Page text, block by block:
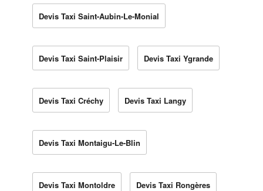
Devis Taxi Saint-Aubin-Le-Monial
Devis Taxi Saint-Plaisir Devis Taxi Ygrande
Devis Taxi Créchy Devis Taxi Langy
Devis Taxi Montaigu-Le-Blin
Devis Taxi Montoldre Devis Taxi Rongères